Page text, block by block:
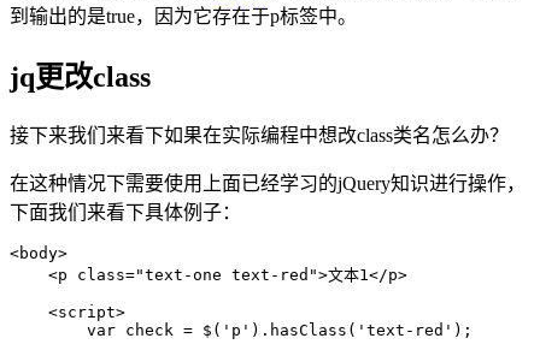
到输出的是true，因为它存在于p标签中。
jq更改class
接下来我们来看下如果在实际编程中想改class类名怎么办？
在这种情况下需要使用上面已经学习的jQuery知识进行操作，
下面我们来看下具体例子：
<body>
<p class="text-one text-red">文本1</p>
<script>
var check = $('p').hasClass('text-red');